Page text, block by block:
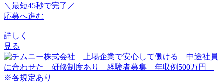
＼最短45秒で完了／
応募へ進む
詳しく
見る